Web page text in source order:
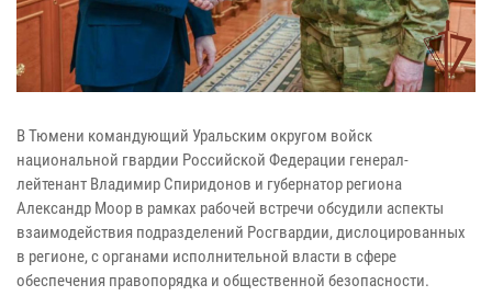
В Тюмени командующий Уральским округом войск
национальной гвардии Российской Федерации генерал-
лейтенант Владимир Спиридонов и губернатор региона
Александр Моор в рамках рабочей встречи обсудили аспекты
взаимодействия подразделений Росгвардии, дислоцированных
в регионе, с органами исполнительной власти в сфере
обеспечения правопорядка и общественной безопасности.